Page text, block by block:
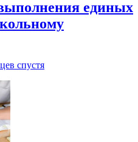
единых
спустя